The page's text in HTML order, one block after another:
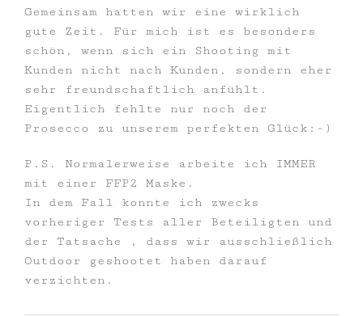
Gemeinsam hatten wir eine wirklich
gute Zeit. Für mich ist es besonders
schön, wenn sich ein Shooting mit
Kunden nicht nach Kunden, sondern eher
sehr freundschaftlich anfühlt.
Eigentlich fehlte nur noch der
Prosecco zu unserem perfekten Glück:-)
P.S. Normalerweise arbeite ich IMMER
mit einer FFP2 Maske.
In dem Fall konnte ich zwecks
vorheriger Tests aller Beteiligten und
der Tatsache , dass wir ausschließlich
Outdoor geshootet haben darauf
verzichten.